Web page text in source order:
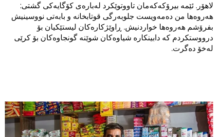
لاهۆر. ئێمە بیرۆکەکەمان تاووتوێکرد لەبارەی کۆگایەکی گشتی:
هەروەها من دەمەویست جلوبەرگی قوتابخانە و بابەتی نووسینیش
بفرۆشم هەروەها خواردنیش. ڕاوێژکارەکان لیستێکیان بۆ
درووستکردم کە دابینکارە شیاوەکان شوێنە گونجاوەکان بۆ کرێی
لەخۆ دەگرت.